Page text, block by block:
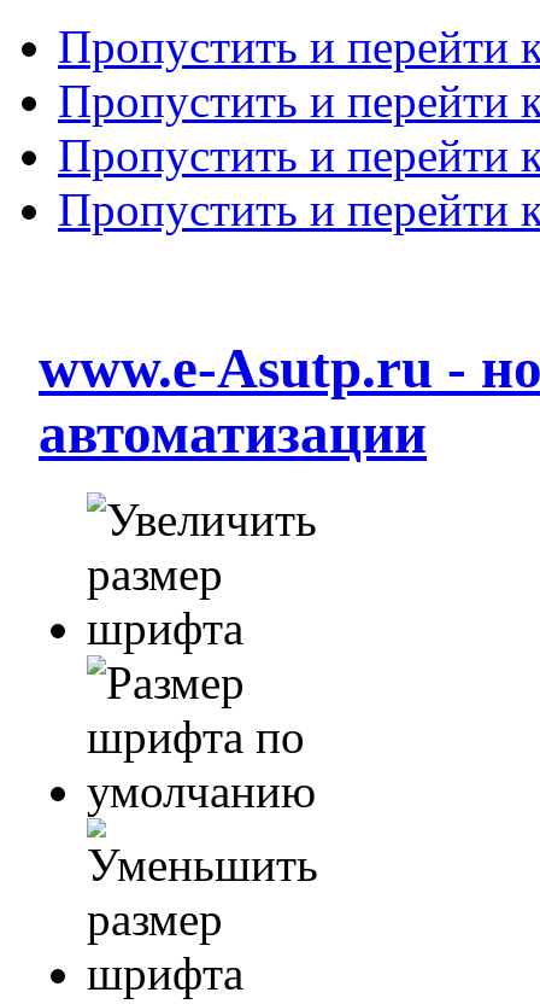
Пропустить и перейти
Пропустить и перейти
Пропустить и перейти
Пропустить и перейти
www.e-Asutp.ru -
автоматизации